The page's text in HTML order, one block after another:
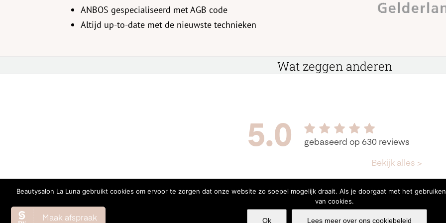
ANBOS gespecialiseerd met AGB code
Altijd up-to-date met de nieuwste technieken
Wat zeggen anderen
© Copyright2026 | All Rights Reserved |
Beautysalon La Luna gebruikt cookies om ervoor te zorgen dat onze website zo soepel mogelijk draait. Als je doorgaat met het
van cookies.
Ok Lees meer over ons cookiebeleid